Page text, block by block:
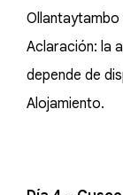
Ollantaytambo
Aclaración: la
depende de
Alojamiento.